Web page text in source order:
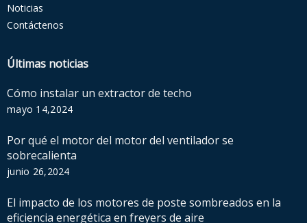
Noticias
Contáctenos
Últimas noticias
Cómo instalar un extractor de techo
mayo 14,2024
Por qué el motor del motor del ventilador se
sobrecalienta
junio 26,2024
El impacto de los motores de poste sombreados en la
eficiencia energética en freyers de aire